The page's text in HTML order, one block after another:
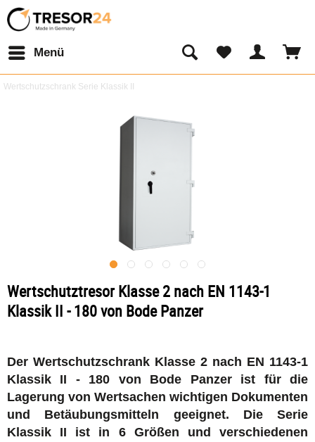
Menü
Wertschutzschrank Serie Klassik II
Wertschutztresor Klasse 2 nach EN 1143-1
Klassik II - 180 von Bode Panzer
Der Wertschutzschrank Klasse 2 nach EN 1143-1
Klassik II - 180 von Bode Panzer ist für die
Lagerung von Wertsachen wichtigen Dokumenten
und Betäubungsmitteln geeignet. Die Serie
Klassik II ist in 6 Größen und verschiedenen